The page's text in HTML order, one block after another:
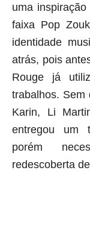
uma
faixa Pop
identidade
atrás, pois
Rouge já
trabalhos. Sem
Karin, Li
entregou um
porém
redescoberta